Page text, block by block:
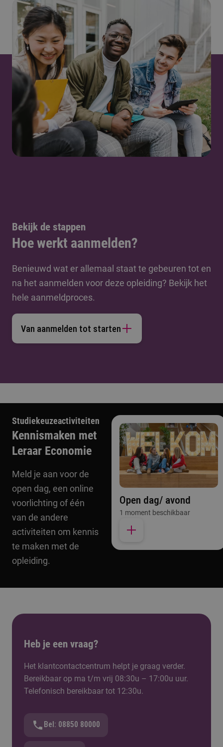
Bekijk de stappen
Hoe werkt aanmelden?
Benieuwd wat er allemaal staat te gebeuren tot en
na het aanmelden voor deze opleiding? Bekijk het
hele aanmeldproces.
Van aanmelden tot starten
Studiekeuzeactiviteiten
Kennismaken met
Leraar Economie
Meld je aan voor de
open dag, een online
voorlichting of één
van de andere
activiteiten om kennis
te maken met de
opleiding.
Open dag/ avond
1 moment beschikbaar
Heb je een vraag?
Het klantcontactcentrum helpt je graag verder.
Bereikbaar op ma t/m vrij 08:30u – 17:00u uur.
Telefonisch bereikbaar tot 12:30u.
Bel: 08850 80000